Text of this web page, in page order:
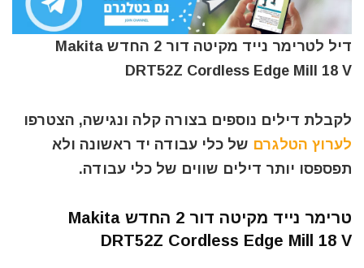
דיל לטרימר נייד מקיטה דור 2 החדש Makita
DRT52Z Cordless Edge Mill 18 V
לקבלת דילים נוספים בצורה קלה ונגישה, הצטרפו
לערוץ הטלגרם של כלי עבודה יד ראשונה ולא
תפספסו יותר דילים שווים של כלי עבודה.
טרימר נייד מקיטה דור 2 החדש Makita
DRT52Z Cordless Edge Mill 18 V